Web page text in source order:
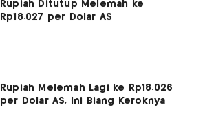
Rupiah Ditutup Melemah ke
Rp18.027 per Dolar AS
Rupiah Melemah Lagi ke Rp18.026
per Dolar AS, Ini Biang Keroknya